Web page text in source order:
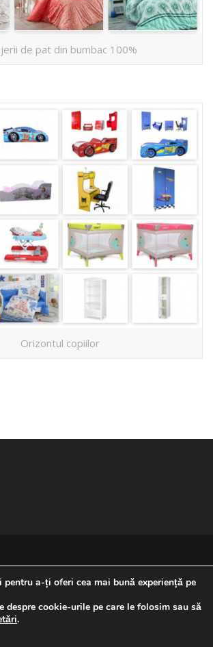
de pat din bumbac 100%
Orizontul copiilor
LA ÎNCEPUTUL PAGINII
pentru a-ți oferi cea mai bună experiență pe
despre cookie-urile pe care le folosim sau să
.